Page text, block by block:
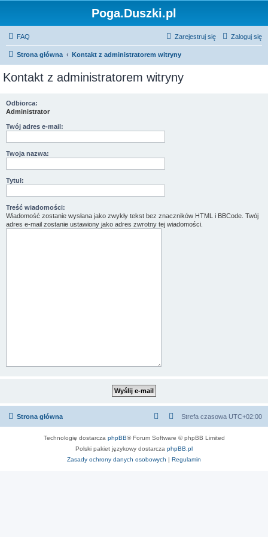
Poga.Duszki.pl
FAQ Zaloguj się
Zarejestruj się
Strona główna Kontakt z administratorem witryny
Kontakt z administratorem witryny
Odbiorca:
Administrator
Twój adres e-mail:
Twoja nazwa:
Tytuł:
Treść wiadomości:
Wiadomość zostanie wysłana jako zwykły tekst bez znaczników HTML i BBCode. Twój
adres e-mail zostanie ustawiony jako adres zwrotny tej wiadomości.
Strona główna Strefa czasowa UTC+02:00
Technologię dostarcza phpBB® Forum Software © phpBB Limited
Polski pakiet językowy dostarcza phpBB.pl
Zasady ochrony danych osobowych | Regulamin